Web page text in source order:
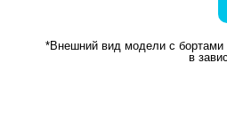
*Внешний вид модели с бортами
в